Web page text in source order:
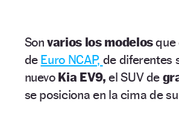
Son varios los modelosque
de Euro NCAP, de diferentes
nuevoKia EV9,el SUV de
se posiciona en la cima de